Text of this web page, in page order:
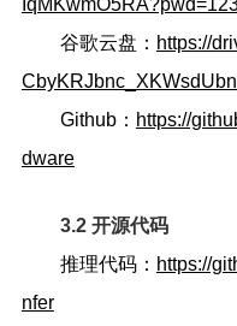
谷歌云盘： https://
Github： https://
dware
3.2 开源代码
推理代码： https://
nfer